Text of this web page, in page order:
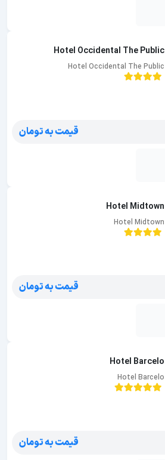
Hotel Occidental The Public
Hotel Occidental The Public
قیمت به تومان
Hotel Midtown
Hotel Midtown
قیمت به تومان
Hotel Barcelo
Hotel Barcelo
قیمت به تومان